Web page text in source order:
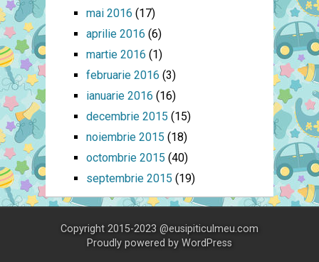
mai 2016 (17)
aprilie 2016 (6)
martie 2016 (1)
februarie 2016 (3)
ianuarie 2016 (16)
decembrie 2015 (15)
noiembrie 2015 (18)
octombrie 2015 (40)
septembrie 2015 (19)
Copyright 2015-2023 @eusipiticulmeu.com
Proudly powered by WordPress